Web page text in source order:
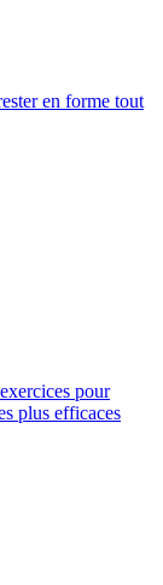
en forme tout
pour
plus efficaces